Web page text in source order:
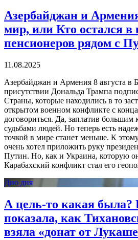
Азербайджан и
мир, или Кто остался в
пенсионеров рядом с
11.08.2025
Азербайджан и Армения 8 августа
присутствии Дональда Трампа
Страны, которые находились в то
открытом военном конфликте с
договориться. Да, заплатив большим
судьбами людей. Но теперь есть
точкой в мире станет меньше. К
очень хотел приложить руку
Путин. Но, как и Украина, которую
Карабахский конфликт стал его
Дно дня
А цель-то какая была?
показала, как
взяла «донат от